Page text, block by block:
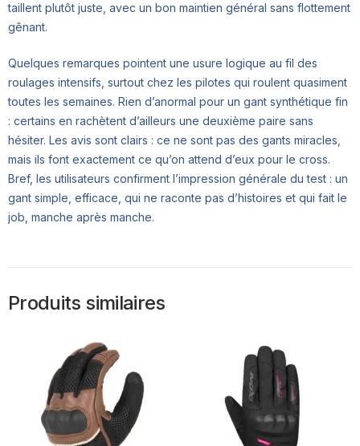
taillent plutôt juste, avec un bon maintien général sans flottement
gênant.
Quelques remarques pointent une usure logique au fil des
roulages intensifs, surtout chez les pilotes qui roulent quasiment
toutes les semaines. Rien d’anormal pour un gant synthétique fin
: certains en rachètent d’ailleurs une deuxième paire sans
hésiter. Les avis sont clairs : ce ne sont pas des gants miracles,
mais ils font exactement ce qu’on attend d’eux pour le cross.
Bref, les utilisateurs confirment l’impression générale du test : un
gant simple, efficace, qui ne raconte pas d’histoires et qui fait le
job, manche après manche.
Produits similaires